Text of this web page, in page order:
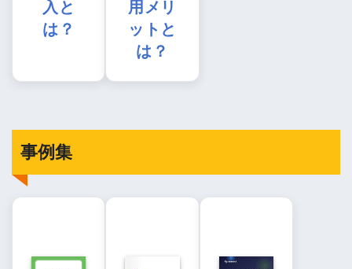
入と
は？
用メリ
ットと
は？
事例集